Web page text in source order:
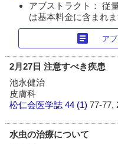
アブストラクト： 従
は基本料金に含まれま
article ア
2月27日 注意すべき疾患
池永健治
皮膚科
松仁会医学誌 44 (1)77-77,
水虫の治療について